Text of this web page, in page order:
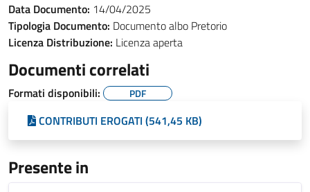
Data Documento: 14/04/2025
Tipologia Documento: Documento albo Pretorio
Licenza Distribuzione: Licenza aperta
Documenti correlati
Formati disponibili: PDF
CONTRIBUTI EROGATI (541,45 KB)
Presente in